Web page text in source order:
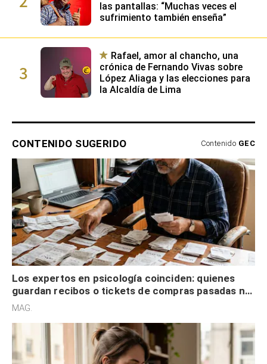
las pantallas: “Muchas veces el
sufrimiento también enseña”
3
Rafael, amor al chancho, una
crónica de Fernando Vivas sobre
López Aliaga y las elecciones para
la Alcaldía de Lima
CONTENIDO SUGERIDO Contenido GEC
Los expertos en psicología coinciden: quienes
guardan recibos o tickets de compras pasadas no
son acumuladores, sino que tienen necesidad de
MAG.